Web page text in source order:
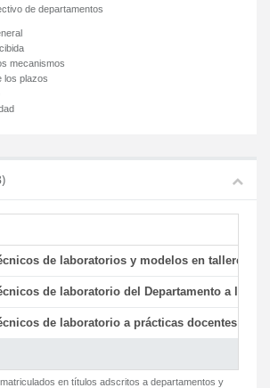
de departamentos
mecanismos
los plazos
de laboratorios y modelos en talleres/
de laboratorio del Departamento a la
de laboratorio a prácticas docentes y
en títulos adscritos a departamentos y